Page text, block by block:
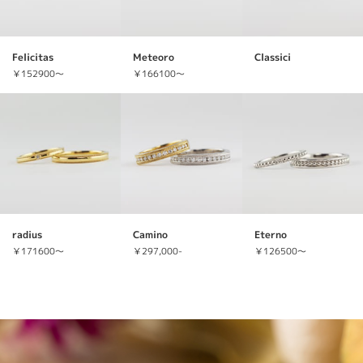
Felicitas
￥152900～
Meteoro
￥166100～
Classici
radius
￥171600～
Camino
￥297,000-
Eterno
￥126500～